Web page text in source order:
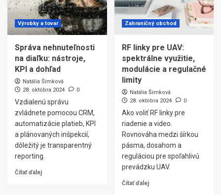
Výrobky a tovar
Správa nehnuteľnosti
na diaľku: nástroje,
KPI a dohľad
Natália Šimková
28. októbra 2024
0
Vzdialenú správu
zvládnete pomocou CRM,
automatizácie platieb, KPI
a plánovaných inšpekcií,
dôležitý je transparentný
reporting.
Čítať ďalej
Zahraničný obchod
RF linky pre UAV:
spektrálne využitie,
modulácie a regulačné
limity
Natália Šimková
28. októbra 2024
0
Ako voliť RF linky pre
riadenie a video.
Rovnováha medzi šírkou
pásma, dosahom a
reguláciou pre spoľahlivú
prevádzku UAV.
Čítať ďalej